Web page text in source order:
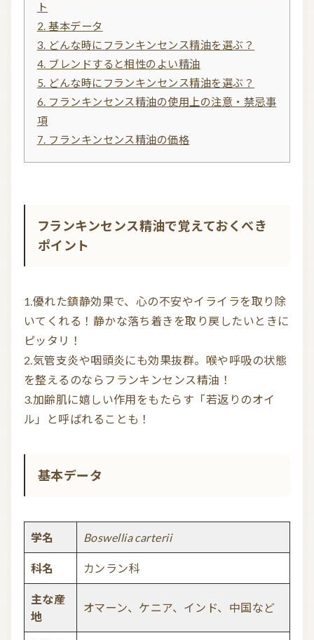
オーガニック香水
アロマストーン教室 アロマキャンドル
アロマディフューザー 瞑想を深める香り・アロマで浄化
アロマ雑貨 ファブリックスプレー
基材 アロマ蒸留所への旅
アロマ教室（ワークショップ） アロマサロン その他
お問い合わせ
利用規約
プライバシーポリシー
ト
2. 基本データ
3. どんな時にフランキンセンス精油を選ぶ？
4. ブレンドすると相性のよい精油
5. どんな時にフランキンセンス精油を選ぶ？
6. フランキンセンス精油の使用上の注意・禁忌事
項
7. フランキンセンス精油の価格
フランキンセンス精油で覚えておくべき
ポイント
1.優れた鎮静効果で、心の不安やイライラを取り除
いてくれる！静かな落ち着きを取り戻したいときに
ピッタリ！
2.気管支炎や咽頭炎にも効果抜群。喉や呼吸の状態
を整えるのならフランキンセンス精油！
3.加齢肌に嬉しい作用をもたらす「若返りのオイ
基本データ
学名 Boswellia carterii
科名 カンラン科
主な産
地
オマーン、ケニア、インド、中国など